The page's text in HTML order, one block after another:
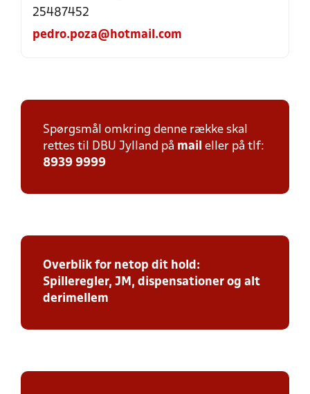
25487452
pedro.poza@hotmail.com
Spørgsmål omkring denne række skal
rettes til DBU Jylland på mail eller på tlf:
8939 9999
Overblik for netop dit hold:
Spilleregler, JM, dispensationer og alt
derimellem